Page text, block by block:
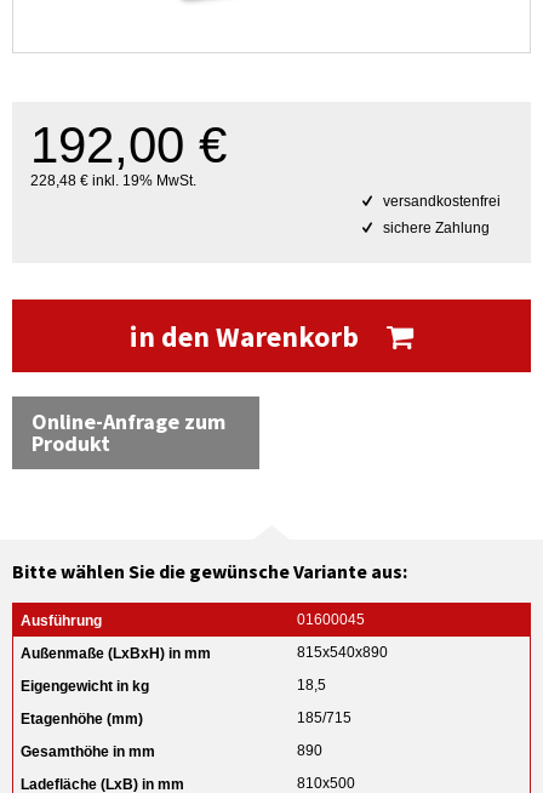
192,00 €
228,48 € inkl. 19% MwSt.
versandkostenfrei
sichere Zahlung
in den Warenkorb
Online-Anfrage zum
Produkt
Bitte wählen Sie die gewünsche Variante aus:
01600045
815x540x890
18,5
185/715
890
810x500